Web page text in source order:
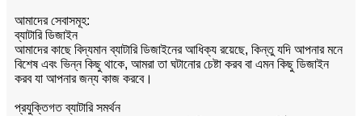
আমাদের সেবাসমূহ:
ব্যাটারি ডিজাইন
আমাদের কাছে বিদ্যমান ব্যাটারি ডিজাইনের আধিক্য রয়েছে, কিন্তু যদি আপনার মনে
বিশেষ এবং ভিন্ন কিছু থাকে, আমরা তা ঘটানোর চেষ্টা করব বা এমন কিছু ডিজাইন
করব যা আপনার জন্য কাজ করবে।
প্রযুক্তিগত ব্যাটারি সমর্থন